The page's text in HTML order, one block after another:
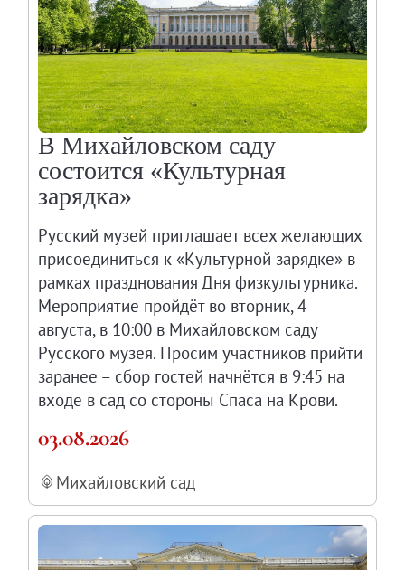
Домик Петра I
Летний дворец Петра I
Летний сад
Михайловский сад
Западный павильон Михайловского
Восточный павильон Михайловского
Филиал в Кемерово
Клуб Друзей Русского музея
Партнеры и спонсоры
Культурно-просветительские и
Ассоциация художественных музеев
Локальные нормативные акты
Уставные документы
Закупки
Результаты проведения специальной
Противодействие терроризму
Противодействие коррупции
Страницы памяти
Коллекции
Древнерусское искусство
В Михайловском саду
состоится «Культурная
зарядка»
Русский музей приглашает всех желающих
присоединиться к «Культурной зарядке» в
рамках празднования Дня физкультурника.
Мероприятие пройдёт во вторник, 4
августа, в 10:00 в Михайловском саду
Русского музея. Просим участников прийти
заранее – сбор гостей начнётся в 9:45 на
входе в сад со стороны Спаса на Крови.
03.08.2026
Михайловский сад